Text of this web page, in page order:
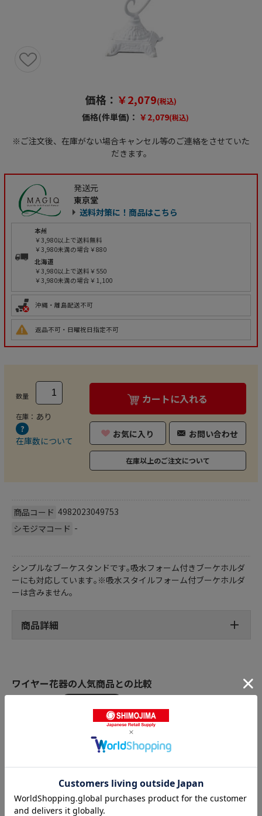
価格： ￥2,079(税込)
価格(件単価)： ￥2,079(税込)
※ご注文後、在庫がない場合キャンセル等のご連絡をさせていた
だきます。
発送元
東京堂
送料対策に！商品はこちら
本州
￥3,980以上で送料無料
￥3,980未満の場合￥880
北海道
￥3,980以上で送料￥550
￥3,980未満の場合￥1,100
沖縄・離島配送不可
返品不可・日曜祝日指定不可
数量
在庫： あり
在庫数について
カートに入れる
お気に入り お問い合わせ
在庫以上のご注文について
商品コード 4982023049753
シモジマコード -
シンプルなブーケスタンドです｡吸水フォーム付きブーケホルダ
ーにも対応しています｡※吸水スタイルフォーム付ブーケホルダ
ーは含みません｡
商品詳細
ワイヤー花器の人気商品との比較
商品名
クレイ ブーケスタン
ド ホワイト 550-018-